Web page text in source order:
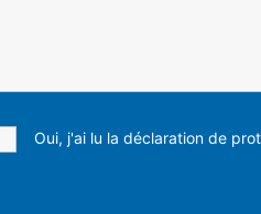
Oui, j'ai lu la déclaration de